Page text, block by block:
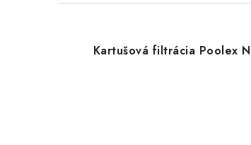
Kartušová filtrácia Poolex